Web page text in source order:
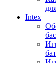
Intex